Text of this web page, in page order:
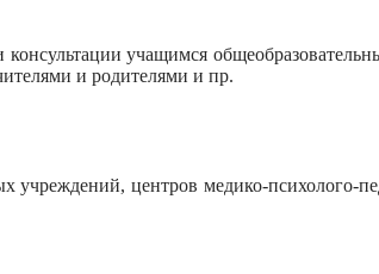
учащимся
и родителями и пр.
учреждений, центров медико-психолого-